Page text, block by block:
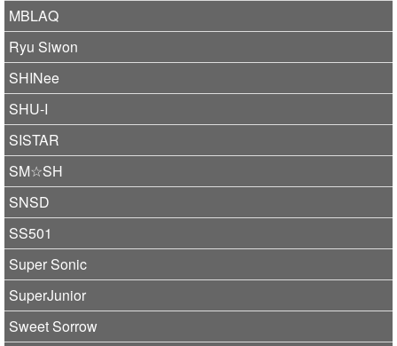
MBLAQ
Ryu Siwon
SHINee
SHU-I
SISTAR
SM☆SH
SNSD
SS501
Super Sonic
SuperJunior
Sweet Sorrow